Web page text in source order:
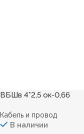
ВБШв 4*2,5 ок-0,66
Кабель и провод
В наличии